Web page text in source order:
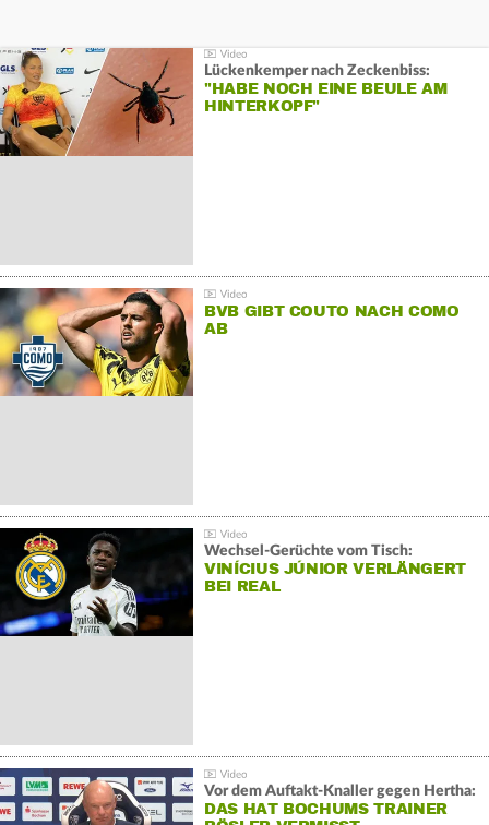
Lückenkemper nach Zeckenbiss:
"HABE NOCH EINE BEULE AM
HINTERKOPF"
BVB GIBT COUTO NACH COMO
AB
Wechsel-Gerüchte vom Tisch:
VINÍCIUS JÚNIOR VERLÄNGERT
BEI REAL
Vor dem Auftakt-Knaller gegen Hertha:
DAS HAT BOCHUMS TRAINER